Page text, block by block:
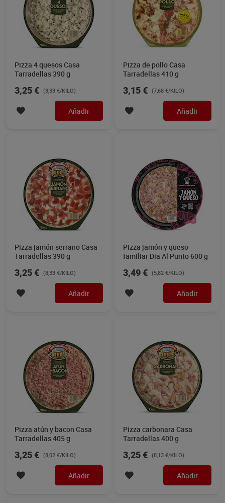
Pizza 4 quesos Casa
Tarradellas 390 g
3,25 € (8,33 €/KILO)
Añadir
Pizza de pollo Casa
Tarradellas 410 g
3,15 € (7,68 €/KILO)
Añadir
Pizza jamón serrano Casa
Tarradellas 390 g
3,25 € (8,33 €/KILO)
Añadir
Pizza jamón y queso
familiar Dia Al Punto 600 g
3,49 € (5,82 €/KILO)
Añadir
Pizza atún y bacon Casa
Tarradellas 405 g
3,25 € (8,02 €/KILO)
Añadir
Pizza carbonara Casa
Tarradellas 400 g
3,25 € (8,13 €/KILO)
Añadir